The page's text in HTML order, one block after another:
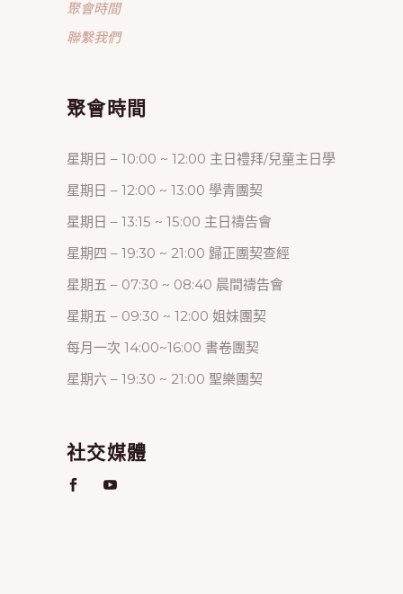
聚會時間
聯繫我們
聚會時間
星期日 – 10:00 ~ 12:00 主日禮拜/兒童主日學
星期日 – 12:00 ~ 13:00 學青團契
星期日 – 13:15 ~ 15:00 主日禱告會
星期四 – 19:30 ~ 21:00 歸正團契查經
星期五 – 07:30 ~ 08:40 晨間禱告會
星期五 – 09:30 ~ 12:00 姐妹團契
每月一次 14:00~16:00 書卷團契
星期六 – 19:30 ~ 21:00 聖樂團契
社交媒體